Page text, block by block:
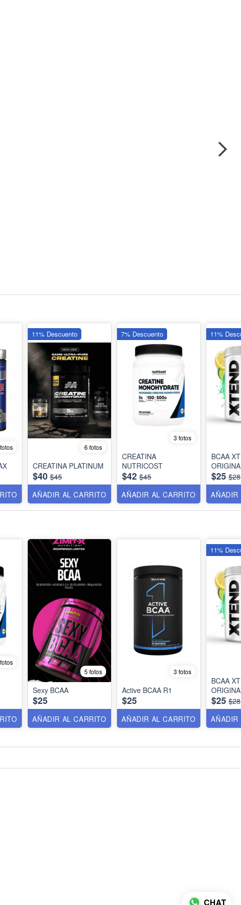
6 fotos
CREATINA PLATINUM
$40 $45
AÑADIR AL CARRITO
11% Descuento
3 fotos
CREATINA
NUTRICOST
$42 $45
AÑADIR AL CARRITO
7% Descuento
BCAA
$25 $28
AÑADIR
11%
5 fotos
Sexy BCAA
$25
AÑADIR AL CARRITO
3 fotos
Active BCAA R1
$25
AÑADIR AL CARRITO
BCAA
$25 $28
AÑADIR
11%
CHAT